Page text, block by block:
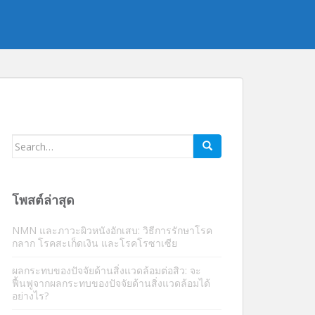
ค้นหา:
โพสต์ล่าสุด
NMN และภาวะผิวหนังอักเสบ: วิธีการรักษาโรค
กลาก โรคสะเก็ดเงิน และโรคโรซาเซีย
ผลกระทบของปัจจัยด้านสิ่งแวดล้อมต่อสิว: จะ
ฟื้นฟูจากผลกระทบของปัจจัยด้านสิ่งแวดล้อมได้
อย่างไร?